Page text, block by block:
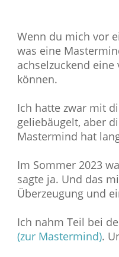
Wenn du mich vor
was eine
achselzuckend
können.
Ich hatte zwar mit
geliebäugelt, aber
Mastermind hat
Im Sommer 2023
sagte ja. Und das
Überzeugung und
Ich nahm Teil bei
(zur Mastermind).